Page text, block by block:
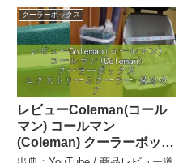
クーラーボックス
レビューColeman(コール
マン) コールマン
(Coleman) クーラーボック
ス エクストリームクーラ